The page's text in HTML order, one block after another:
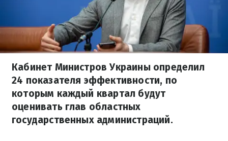
Кабинет Министров Украины определил
24 показателя эффективности, по
которым каждый квартал будут
оценивать глав областных
государственных администраций.